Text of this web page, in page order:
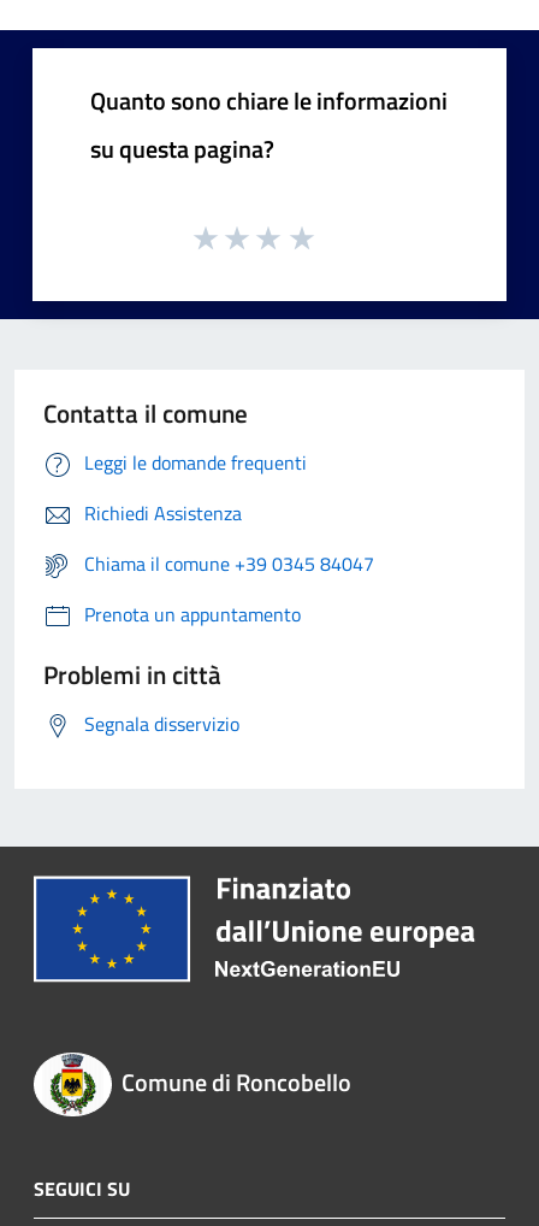
Quanto sono chiare le informazioni
su questa pagina?
Contatta il comune
Leggi le domande frequenti
Richiedi Assistenza
Chiama il comune +39 0345 84047
Prenota un appuntamento
Problemi in città
Segnala disservizio
Comune di Roncobello
SEGUICI SU